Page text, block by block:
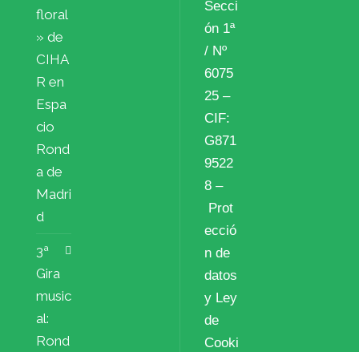
floral
» de
CIHA
R en
Espa
cio
Rond
a de
Madri
d
3ª
Gira
music
al:
Rond
Secci
ón 1ª
/ Nº
6075
25 –
CIF:
G871
9522
8 –
Prot
ecció
n de
datos
y Ley
de
Cooki